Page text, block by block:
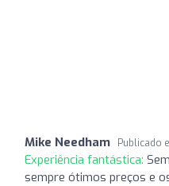
Mike Needham Publicado
Experiência fantástica:
sempre ótimos preços e